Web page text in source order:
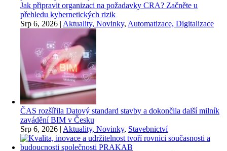
Jak připravit organizaci na požadavky CRA? Začněte u
přehledu kybernetických rizik
Srp 6, 2026 | Aktuality, Novinky, Automatizace, Digitalizace
ČAS rozšířila Datový standard stavby a dokončila další milník
zavádění BIM v Česku
Srp 6, 2026 | Aktuality, Novinky, Stavebnictví